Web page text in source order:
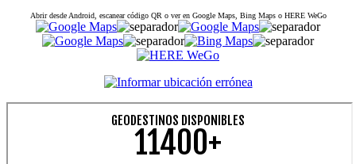
Abrir desde Android, escanear código QR o ver en Google Maps, Bing Maps o HERE WeGo
GEODESTINOS DISPONIBLES
11400+